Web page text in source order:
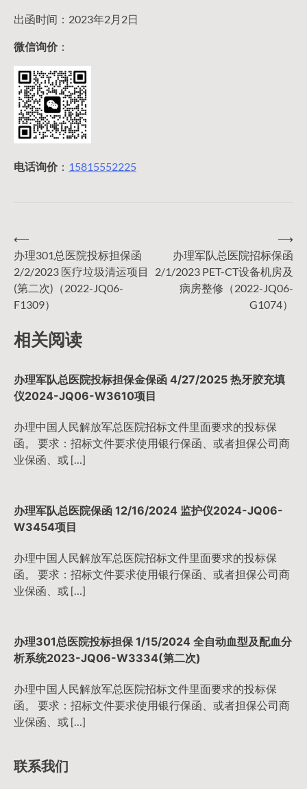
出函时间：2023年2月2日
微信询价：
电话询价： 15815552225
文
章
导
⟵
办理301总医院投标担保函
2/2/2023 医疗垃圾清运项目
(第二次)（2022-JQ06-
F1309）
办理军队总医院招标保函
2/1/2023 PET-CT设备机房及
病房整修（2022-JQ06-
G1074）
⟶
相关阅读
办理军队总医院投标担保金保函 4/27/2025 热牙胶充填
仪2024-JQ06-W3610项目
办理中国人民解放军总医院招标文件里面要求的投标保
函。 要求：招标文件要求使用银行保函、或者担保公司商
业保函、或 […]
办理军队总医院保函 12/16/2024 监护仪2024-JQ06-
W3454项目
办理中国人民解放军总医院招标文件里面要求的投标保
函。 要求：招标文件要求使用银行保函、或者担保公司商
业保函、或 […]
办理301总医院投标担保 1/15/2024 全自动血型及配血分
析系统2023-JQ06-W3334(第二次)
办理中国人民解放军总医院招标文件里面要求的投标保
函。 要求：招标文件要求使用银行保函、或者担保公司商
业保函、或 […]
联系我们